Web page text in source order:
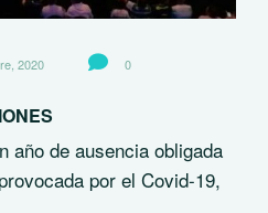
2020 0
año de ausencia obligada
por el Covid-19,